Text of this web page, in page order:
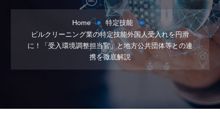
Home
特定技能
ビルクリーニング業の特定技能外国人受入れを円滑
に！「受入環境調整担当官」と地方公共団体等との連
携を徹底解説